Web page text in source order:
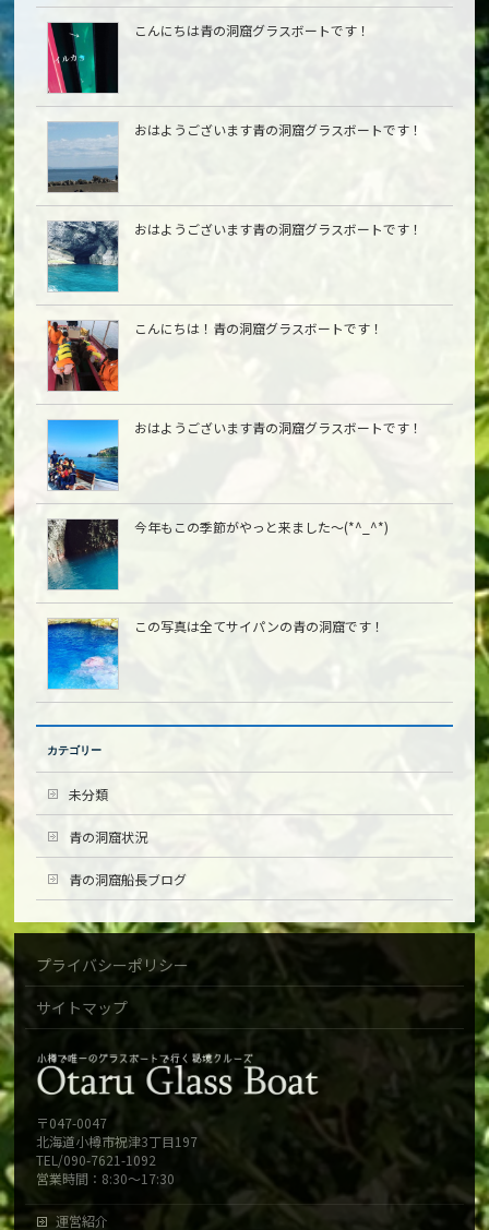
こんにちは青の洞窟グラスボートです！
おはようございます青の洞窟グラスボートです！
おはようございます青の洞窟グラスボートです！
こんにちは︎！青の洞窟グラスボートです！
おはようございます青の洞窟グラスボートです！
今年もこの季節がやっと来ました〜(*^_^*)
この写真は全てサイパンの青の洞窟です！
カテゴリー
未分類
青の洞窟状況
青の洞窟船長ブログ
プライバシーポリシー
サイトマップ
〒047-0047
北海道小樽市祝津3丁目197
TEL/090-7621-1092
営業時間：8:30～17:30
運営紹介